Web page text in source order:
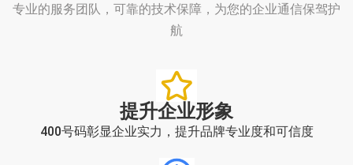
专业的服务团队，可靠的技术保障，为您的企业通信保驾护
航
提升企业形象
400号码彰显企业实力，提升品牌专业度和可信度